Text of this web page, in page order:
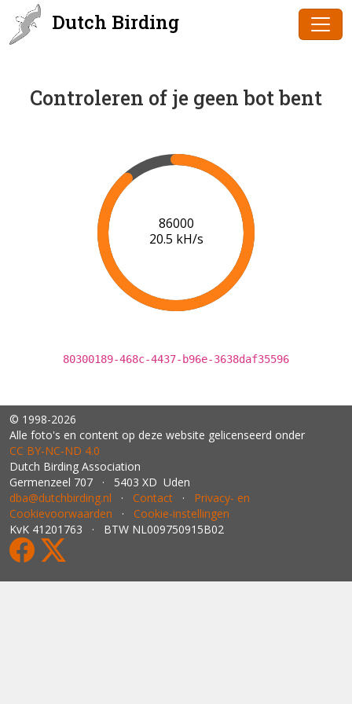
Dutch Birding
Controleren of je geen bot bent
86000
20.5 kH/s
80300189-468c-4437-b96e-3638daf35596
© 1998-2026
Alle foto's en content op deze website gelicenseerd onder
CC BY‑NC‑ND 4.0
Dutch Birding Association
Germenzeel 707 · 5403 XD Uden
dba@dutchbirding.nl · Contact · Privacy- en
Cookievoorwaarden · Cookie-instellingen
KvK 41201763 · BTW NL009750915B02